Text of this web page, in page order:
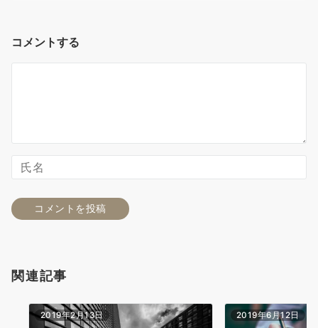
コメントする
関連記事
2019年2月13日 2019年6月12日